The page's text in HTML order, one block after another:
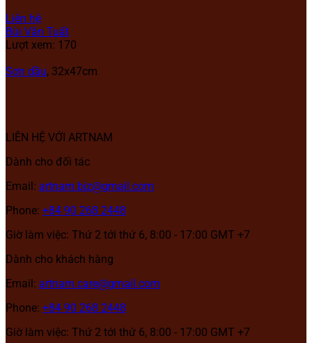
Liên hệ
Bùi Văn Tuất
Lượt xem: 170
Sơn dầu, 32x47cm
LIÊN HỆ VỚI ARTNAM
Dành cho đối tác
Email: artnam.biz@gmail.com
Phone: +84 90 268 2448
Giờ làm việc: Thứ 2 tới thứ 6, 8:00 - 17:00 GMT +7
Dành cho khách hàng
Email: artnam.care@gmail.com
Phone: +84 90 268 2448
Giờ làm việc: Thứ 2 tới thứ 6, 8:00 - 17:00 GMT +7